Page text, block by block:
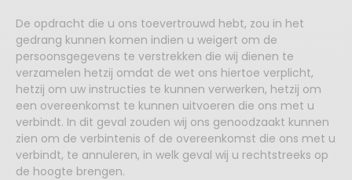
De opdracht die u ons toevertrouwd hebt, zou in het
gedrang kunnen komen indien u weigert om de
persoonsgegevens te verstrekken die wij dienen te
verzamelen hetzij omdat de wet ons hiertoe verplicht,
hetzij om uw instructies te kunnen verwerken, hetzij om
een overeenkomst te kunnen uitvoeren die ons met u
verbindt. In dit geval zouden wij ons genoodzaakt kunnen
zien om de verbintenis of de overeenkomst die ons met u
verbindt, te annuleren, in welk geval wij u rechtstreeks op
de hoogte brengen.